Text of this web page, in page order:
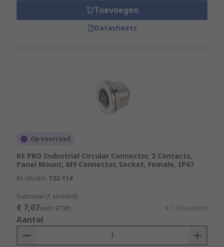
Toevoegen
Datasheets
Op voorraad
RS PRO Industrial Circular Connector, 2 Contacts,
Panel Mount, M9 Connector, Socket, Female, IP67
RS-stocknr. 132-114
Subtotaal (1 eenheid)
€ 7,07(excl. BTW) € 7,07/eenheid
Aantal